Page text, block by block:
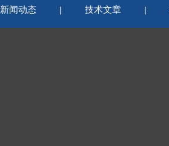
新闻动态 | 技术文章 |